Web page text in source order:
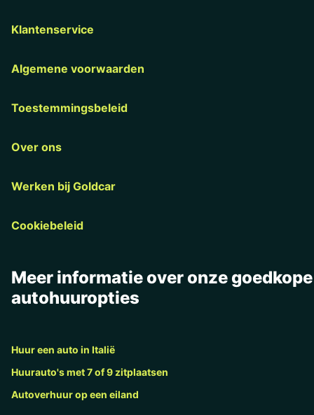
Klantenservice
Algemene voorwaarden
Toestemmingsbeleid
Over ons
Werken bij Goldcar
Cookiebeleid
Meer informatie over onze goedkope
autohuuropties
Huur een auto in Italië
Huurauto's met 7 of 9 zitplaatsen
Autoverhuur op een eiland